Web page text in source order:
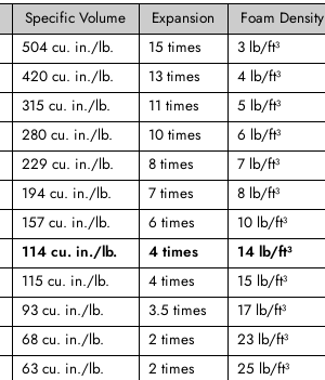
Specific Volume Expansion Foam Density
504 cu. in./lb. 15 times 3 lb/ft³
420 cu. in./lb. 13 times 4 lb/ft³
315 cu. in./lb. 11 times 5 lb/ft³
280 cu. in./lb. 10 times 6 lb/ft³
229 cu. in./lb. 8 times 7 lb/ft³
194 cu. in./lb. 7 times 8 lb/ft³
157 cu. in./lb. 6 times 10 lb/ft³
114 cu. in./lb. 4 times 14 lb/ft³
115 cu. in./lb. 4 times 15 lb/ft³
93 cu. in./lb. 3.5 times 17 lb/ft³
68 cu. in./lb. 2 times 23 lb/ft³
63 cu. in./lb. 2 times 25 lb/ft³